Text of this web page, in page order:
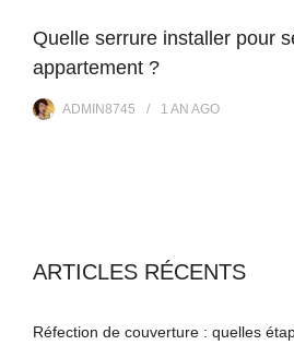
Quelle serrure installer pour
appartement ?
ADMIN8745 1 AN AGO
ARTICLES RÉCENTS
Réfection de couverture : quelles